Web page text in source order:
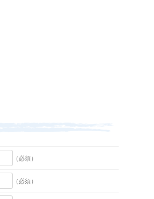
（必須）
（必須）